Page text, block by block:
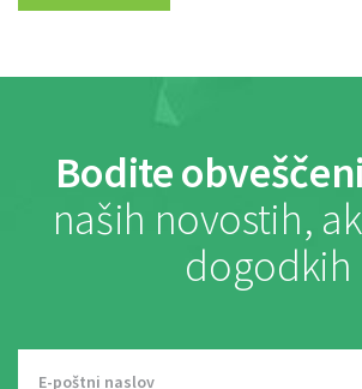
Bodite obveščeni
naših novostih,
dogodkih